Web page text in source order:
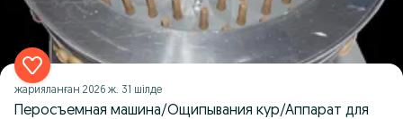
жарияланған 2026 ж. 31 шілде
Перосъемная машина/Ощипывания кур/Аппарат для